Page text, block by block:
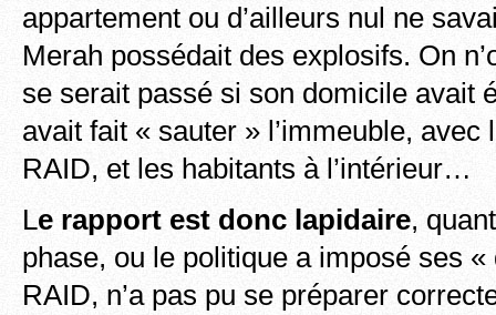
appartement ou d’ailleurs nul ne
Merah possédait des explosifs. On
se serait passé si son domicile avait
avait fait « sauter » l’immeuble, avec
RAID, et les habitants à l’intérieur…
Le rapport est donc lapidaire,
phase, ou le politique a imposé ses
RAID, n’a pas pu se préparer